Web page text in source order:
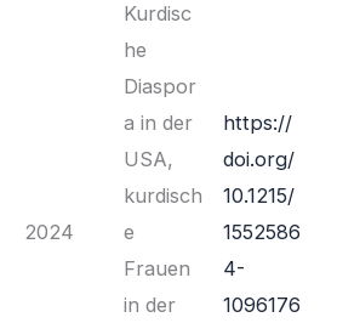
2024
Kurdisc
he
Diaspor
a in der
USA,
kurdisch
e
Frauen
in der
https://
doi.org/
10.1215/
1552586
4-
1096176